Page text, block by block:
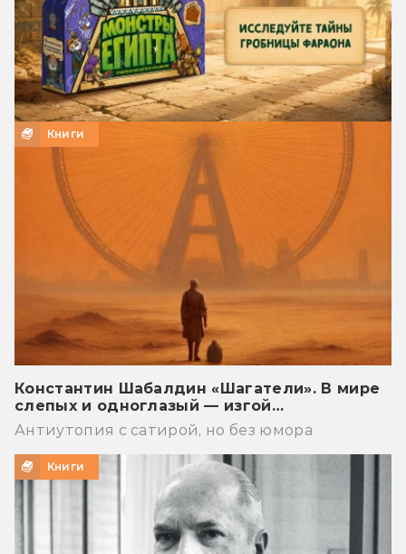
Книги
Константин Шабалдин «Шагатели». В мире
слепых и одноглазый — изгой…
Антиутопия с сатирой, но без юмора
Книги